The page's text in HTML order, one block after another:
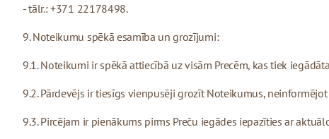
- tālr.: +371 22178498.
9. Noteikumu spēkā esamība un grozījumi:
9.1. Noteikumi ir spēkā attiecībā uz visām Precēm, kas tiek
9.2. Pārdevējs ir tiesīgs vienpusēji grozīt Noteikumus,
9.3. Pircējam ir pienākums pirms Preču iegādes iepazīties ar